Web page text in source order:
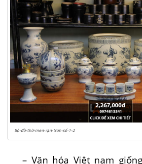
Bộ-đồ-thờ-men-rạn-trơn-số-1-2
– Văn hóa Việt nam